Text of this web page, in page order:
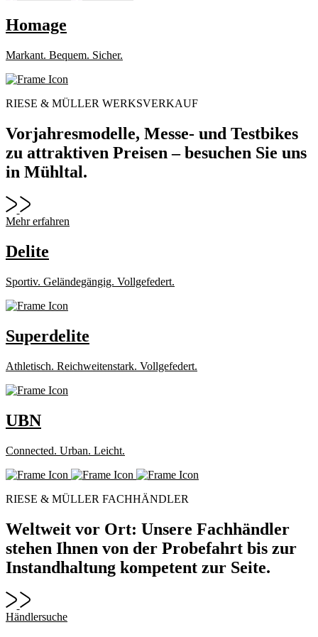
Homage
Markant. Bequem. Sicher.
RIESE & MÜLLER WERKSVERKAUF
Vorjahresmodelle, Messe- und Testbikes
zu attraktiven Preisen – besuchen Sie uns
in Mühltal.
Mehr erfahren
Delite
Sportiv. Geländegängig. Vollgefedert.
Superdelite
Athletisch. Reichweitenstark. Vollgefedert.
UBN
Connected. Urban. Leicht.
RIESE & MÜLLER FACHHÄNDLER
Weltweit vor Ort: Unsere Fachhändler
stehen Ihnen von der Probefahrt bis zur
Instandhaltung kompetent zur Seite.
Händlersuche